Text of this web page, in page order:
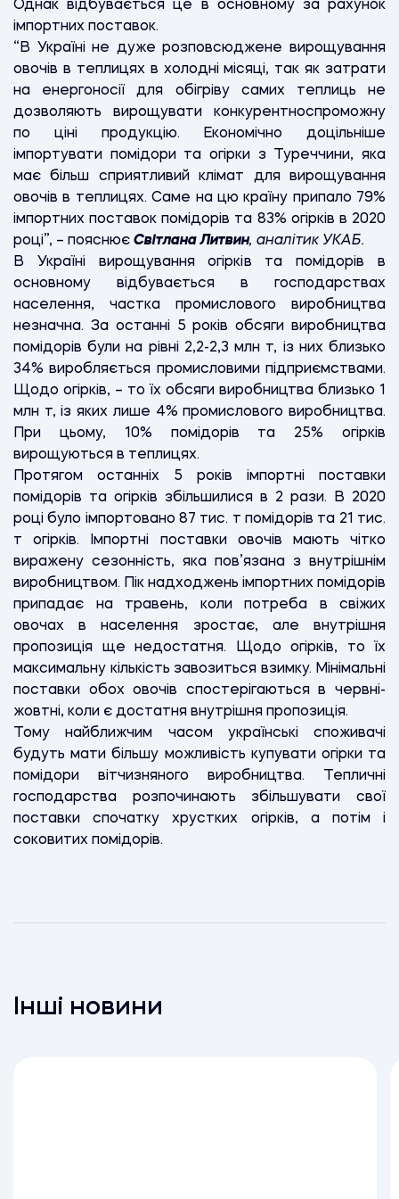
Однак відбувається це в основному за рахунок
імпортних поставок.
“В Україні не дуже розповсюджене вирощування
овочів в теплицях в холодні місяці, так як затрати
на енергоносії для обігріву самих теплиць не
дозволяють вирощувати конкурентноспроможну
по ціні продукцію. Економічно доцільніше
імпортувати помідори та огірки з Туреччини, яка
має більш сприятливий клімат для вирощування
овочів в теплицях. Саме на цю країну припало 79%
імпортних поставок помідорів та 83% огірків в 2020
році”, – пояснює Світлана Литвин, аналітик УКАБ.
В Україні вирощування огірків та помідорів в
основному відбувається в господарствах
населення, частка промислового виробництва
незначна. За останні 5 років обсяги виробництва
помідорів були на рівні 2,2-2,3 млн т, із них близько
34% виробляється промисловими підприємствами.
Щодо огірків, – то їх обсяги виробництва близько 1
млн т, із яких лише 4% промислового виробництва.
При цьому, 10% помідорів та 25% огірків
вирощуються в теплицях.
Протягом останніх 5 років імпортні поставки
помідорів та огірків збільшилися в 2 рази. В 2020
році було імпортовано 87 тис. т помідорів та 21 тис.
т огірків. Імпортні поставки овочів мають чітко
виражену сезонність, яка пов’язана з внутрішнім
виробництвом. Пік надходжень імпортних помідорів
припадає на травень, коли потреба в свіжих
овочах в населення зростає, але внутрішня
пропозиція ще недостатня. Щодо огірків, то їх
максимальну кількість завозиться взимку. Мінімальні
поставки обох овочів спостерігаються в червні-
жовтні, коли є достатня внутрішня пропозиція.
Тому найближчим часом українські споживачі
будуть мати більшу можливість купувати огірки та
помідори вітчизняного виробництва. Тепличні
господарства розпочинають збільшувати свої
поставки спочатку хрустких огірків, а потім і
соковитих помідорів.
Інші новини